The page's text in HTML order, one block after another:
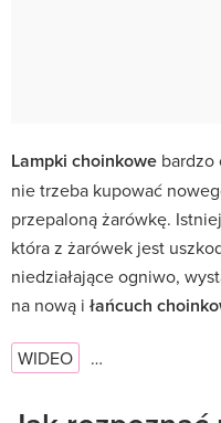
Lampki choinkowe bardzo
nie trzeba kupować
przepaloną żarówkę.
która z żarówek jest
niedziałające ogniwo,
na nową i łańcuch
WIDEO …